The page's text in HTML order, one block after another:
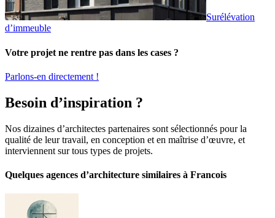
Surélévation
d’immeuble
Votre projet ne rentre pas dans les cases ?
Parlons-en directement !
Besoin d’inspiration ?
Nos dizaines d’architectes partenaires sont sélectionnés pour la
qualité de leur travail, en conception et en maîtrise d’œuvre, et
interviennent sur tous types de projets.
Quelques agences d’architecture similaires à Francois